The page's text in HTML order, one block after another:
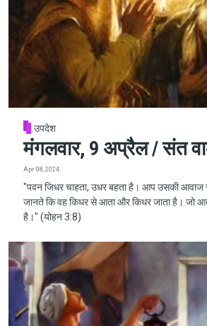
उपदेश
मंगलवार, 9 अप्रैल / संत
Apr 08, 2024
"पवन जिधर चाहता, उधर बहता है। आप उसकी आवाज
जानते कि वह किधर से आता और किधर जाता है। जो
है।" (योहन 3:8)